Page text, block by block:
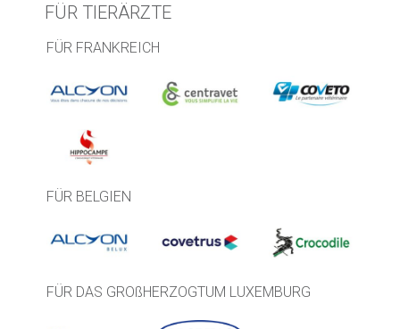
FÜR TIERÄRZTE
FÜR FRANKREICH
FÜR BELGIEN
FÜR DAS GROßHERZOGTUM LUXEMBURG